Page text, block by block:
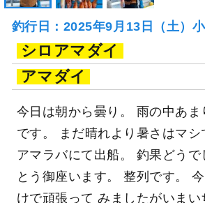
釣行日：2025年9月13日（土）
シロアマダイ
アマダイ
今日は朝から曇り。 雨の中あま
です。 まだ晴れより暑さはマ
アマラバにて出船。 釣果どう
とう御座います。 整列です。
けで頑張って みましたがいま